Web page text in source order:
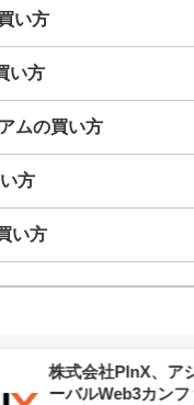
い方
い方
ムの買い方
方
い方
株式会社PlnX、ア
ーバルWeb3カンフ